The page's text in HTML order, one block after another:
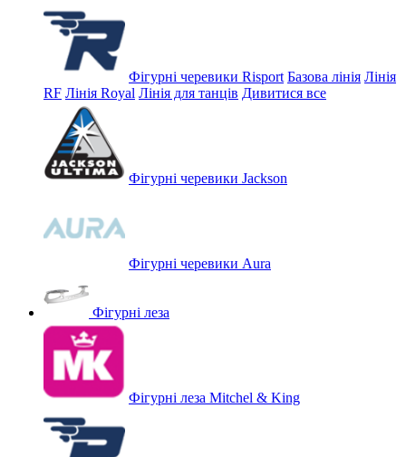
Фігурні черевики Risport Базова лінія Лінія
RF Лінія Royal Лінія для танців Дивитися все
Фігурні черевики Jackson
Фігурні черевики Aura
Фігурні леза
Фігурні леза Mitchel & King